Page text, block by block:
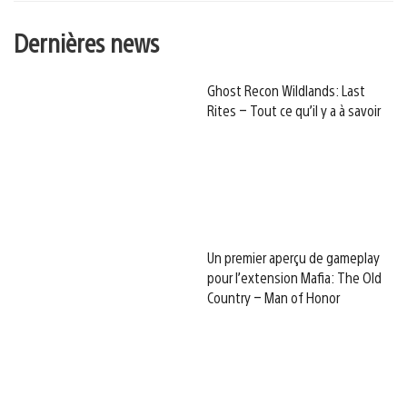
Dernières news
Ghost Recon Wildlands: Last
Rites – Tout ce qu’il y a à savoir
Un premier aperçu de gameplay
pour l’extension Mafia: The Old
Country – Man of Honor